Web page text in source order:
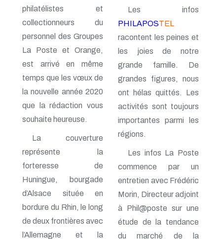
n° 142 - Janvier 2010
n° 140 - Juillet 2009
n° 139 - Avril 2009
n° 137 - Octobre 2008
n° 136 - Juillet 2008
n° 135 - Avril 2008
n° 133 - Octobre 2007
n° 132 - Juillet 2007
n° 131 - Avril 2007
n° 130 - Janvier 2007
n° 129 - Octobre 2006
n° 127 - Avril 2006
n° 126 - Janvier 2006
n° 124 - Juillet 2005
n° 123 - Avril 2005
n° 122 - Janvier 2005
n° 121 - Octobre 2004
n° 120 - Juillet 2004
n° 119 - Avril 2004
philatélistes et
collectionneurs du
personnel des Groupes
La Poste et Orange,
est arrivé en même
temps que les vœux de
la nouvelle année 2020
que la rédaction vous
souhaite heureuse.
La couverture
représente la
forteresse de
Huningue, bourgade
d’Alsace située en
bordure du Rhin, le long
de deux frontières avec
l’Allemagne et la
Les infos
PHILAPOSTEL
racontent les peines et
les joies de notre
grande famille. De
grandes figures, nous
ont hélas quittés. Les
activités sont toujours
importantes parmi les
régions.
Les infos La Poste
commence par un
entretien avec Frédéric
Morin, Directeur adjoint
à Phil@poste sur une
étude de la tendance
du marché de la